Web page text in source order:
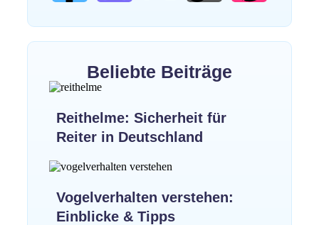
Beliebte Beiträge
Reithelme: Sicherheit für
Reiter in Deutschland
Vogelverhalten verstehen:
Einblicke & Tipps